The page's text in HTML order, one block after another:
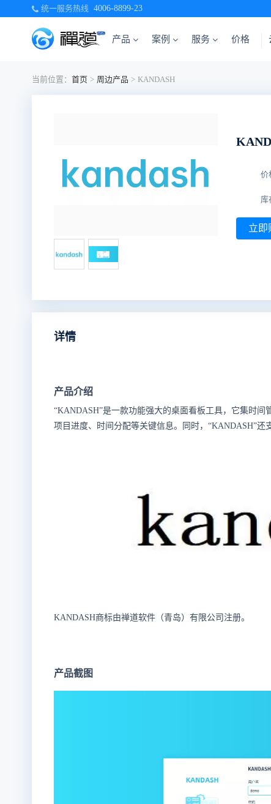
统一服务热线 4006-8899-23
产品 案例 服务 价格
当前位置： 首页 > 周边产品 > KANDASH
价
库
立即
详情
产品介绍
“KANDASH”是一款功能强大的桌面看板工具，它集时
项目进度、时间分配等关键信息。同时，“KANDASH”
KANDASH商标由禅道软件（青岛）有限公司注册。
产品截图